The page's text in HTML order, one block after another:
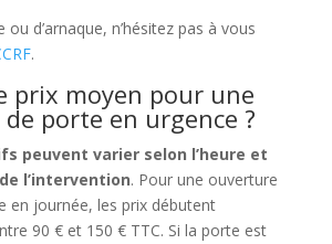
ou d’arnaque, n’hésitez pas à vous
.
prix moyen pour une
porte en urgence ?
peuvent varier selon l’heure et
l’intervention. Pour une ouverture
en journée, les prix débutent
90 € et 150 € TTC. Si la porte est